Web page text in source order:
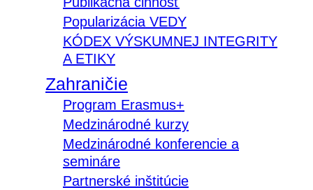
Popularizácia VEDY
KÓDEX VÝSKUMNEJ INTEGRITY
A ETIKY
Zahraničie
Program Erasmus+
Medzinárodné kurzy
Medzinárodné konferencie a
semináre
Partnerské inštitúcie